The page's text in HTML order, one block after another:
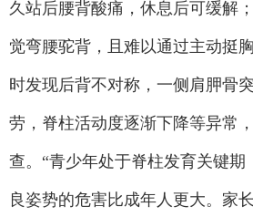
久站后腰背酸痛，休息后可缓解
觉弯腰驼背，且难以通过主动挺
时发现后背不对称，一侧肩胛骨
劳，脊柱活动度逐渐下降等异常
查。“青少年处于脊柱发育关键期
良姿势的危害比成年人更大。家